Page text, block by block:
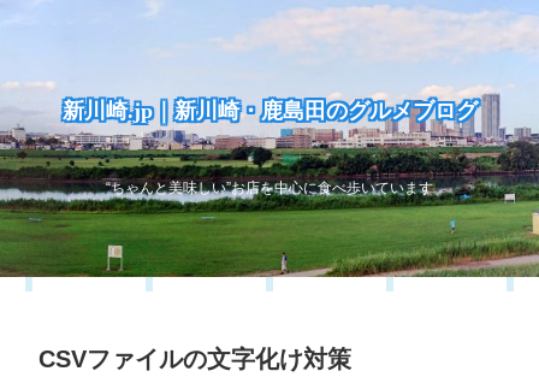
新川崎.jp｜新川崎・鹿島田のグルメブログ
“ちゃんと美味しい”お店を中心に食べ歩いています
CSVファイルの文字化け対策